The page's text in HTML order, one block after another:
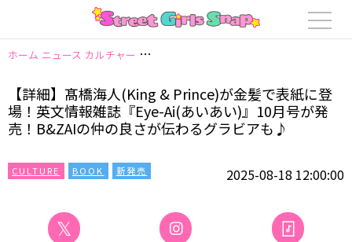
ホーム ニュース カルチャー 【詳細】髙橋海人(King & Prince)が金髪で表
【詳細】髙橋海人(King & Prince)が金髪で表紙に登
場！英文情報雑誌『Eye-Ai(あいあい)』10月号が発
売！B&ZAIの仲の良さが伝わるグラビアも♪
CULTURE BOOK 新発売 2025-08-18 12:00:00
𝕏